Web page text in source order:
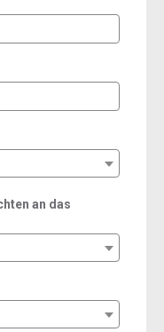
an das